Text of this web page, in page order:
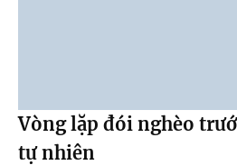
Vòng lặp đói nghèo
tự nhiên